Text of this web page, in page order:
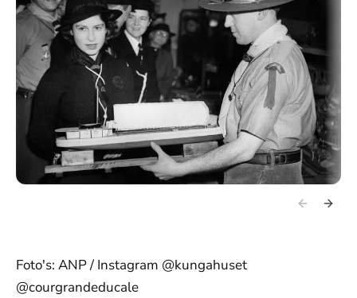
Foto's: ANP / Instagram @kungahuset
@courgrandeducale